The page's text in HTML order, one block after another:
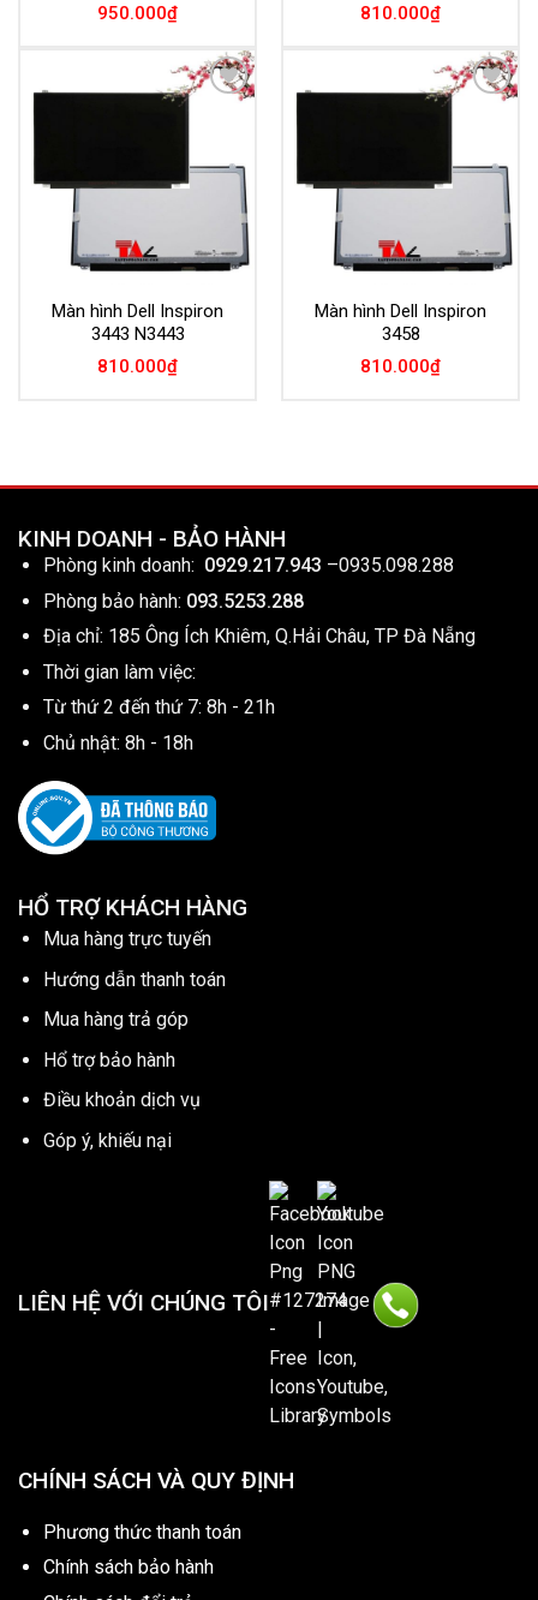
950.000₫
810.000₫
Màn hình Dell Inspiron
3443 N3443
810.000₫
Màn hình Dell Inspiron
3458
810.000₫
KINH DOANH - BẢO HÀNH
Phòng kinh doanh: 0929.217.943 –0935.098.288
Phòng bảo hành: 093.5253.288
Địa chỉ: 185 Ông Ích Khiêm, Q.Hải Châu, TP Đà Nẵng
Thời gian làm việc:
Từ thứ 2 đến thứ 7: 8h - 21h
Chủ nhật: 8h - 18h
HỔ TRỢ KHÁCH HÀNG
Mua hàng trực tuyến
Hướng dẫn thanh toán
Mua hàng trả góp
Hổ trợ bảo hành
Điều khoản dịch vụ
Góp ý, khiếu nại
LIÊN HỆ VỚI CHÚNG TÔI
CHÍNH SÁCH VÀ QUY ĐỊNH
Phương thức thanh toán
Chính sách bảo hành